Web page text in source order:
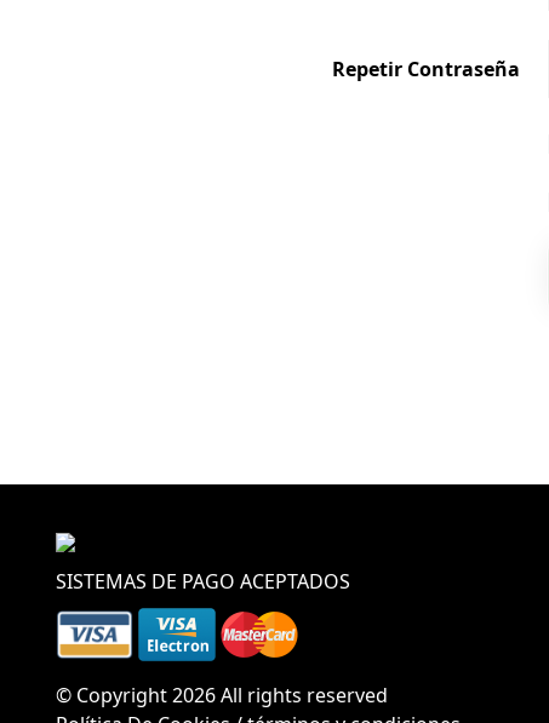
Repetir Contraseña
¿Alguna
SISTEMAS DE PAGO ACEPTADOS
© Copyright 2026 All rights reserved